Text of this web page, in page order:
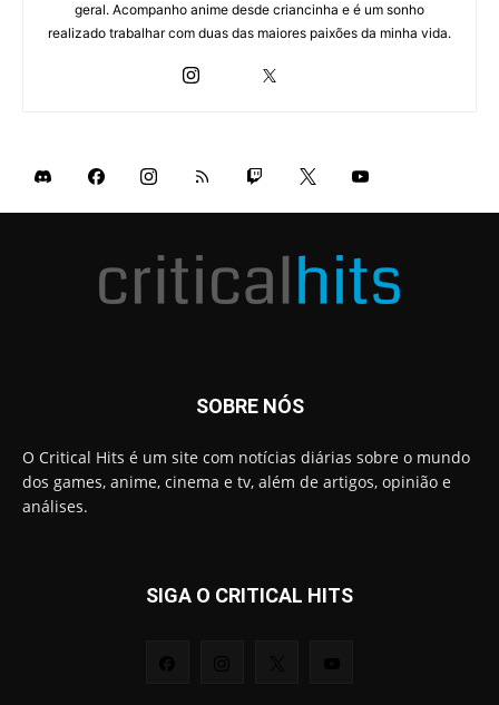
geral. Acompanho anime desde criancinha e é um sonho
realizado trabalhar com duas das maiores paixões da minha vida.
SOBRE NÓS
O Critical Hits é um site com notícias diárias sobre o mundo
dos games, anime, cinema e tv, além de artigos, opinião e
análises.
SIGA O CRITICAL HITS